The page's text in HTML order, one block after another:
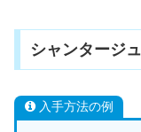
シャンタージュ
入手方法の例